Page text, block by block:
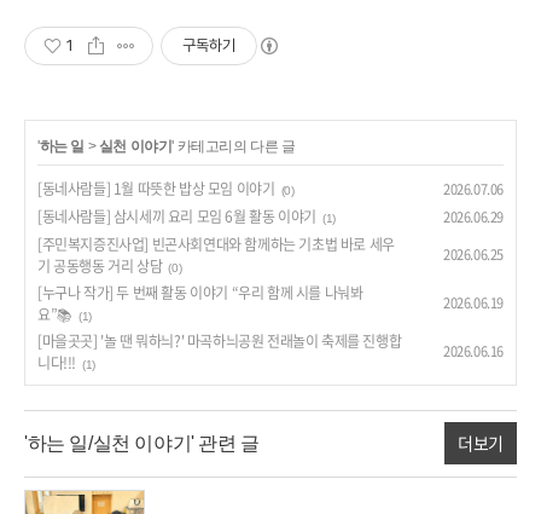
1 구독하기
'하는 일 > 실천 이야기' 카테고리의 다른 글
[동네사람들] 1월 따뜻한 밥상 모임 이야기 (0) 2026.07.06
[동네사람들] 삼시세끼 요리 모임 6월 활동 이야기 (1) 2026.06.29
[주민복지증진사업] 빈곤사회연대와 함께하는 기초법 바로 세우
기 공동행동 거리 상담 (0)
2026.06.25
[누구나 작가] 두 번째 활동 이야기 “우리 함께 시를 나눠봐
요”📚 (1)
2026.06.19
[마을곳곳] '놀 땐 뭐하늬?' 마곡하늬공원 전래놀이 축제를 진행합
니다!!! (1)
2026.06.16
'하는 일/실천 이야기' 관련 글 더보기